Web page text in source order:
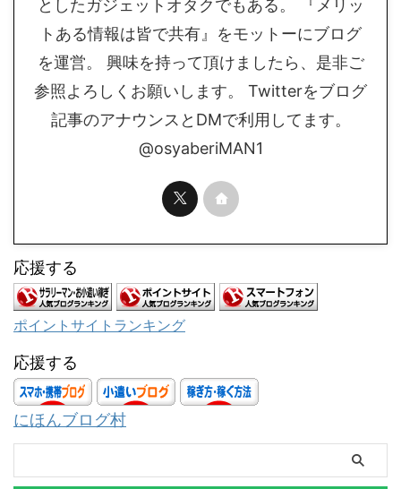
としたガジェットオタクでもある。 『メリッ
トある情報は皆で共有』をモットーにブログ
を運営。 興味を持って頂けましたら、是非ご
参照よろしくお願いします。 Twitterをブログ
記事のアナウンスとDMで利用してます。
@osyaberiMAN1
応援する
ポイントサイトランキング
応援する
にほんブログ村